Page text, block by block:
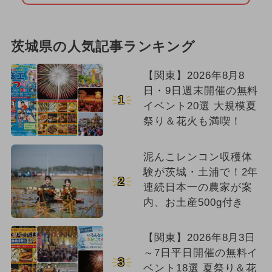
茨城県の人気記事ランキング
1
【関東】2026年8月8
日・9日週末開催の無料
イベント20選 大規模夏
祭り＆花火も満喫！
2
泥んこレンコン収穫体
験が茨城・土浦で！2年
連続日本一の農家が案
内、お土産500g付き
3
【関東】2026年8月3日
～7日平日開催の無料イ
ベント18選 夏祭り＆花